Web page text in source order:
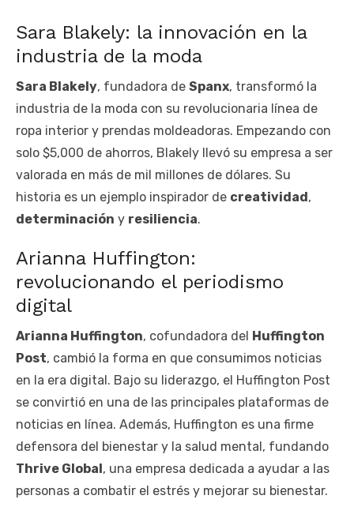
Sara Blakely: la innovación en la
industria de la moda
Sara Blakely, fundadora de Spanx, transformó la
industria de la moda con su revolucionaria línea de
ropa interior y prendas moldeadoras. Empezando con
solo $5,000 de ahorros, Blakely llevó su empresa a ser
valorada en más de mil millones de dólares. Su
historia es un ejemplo inspirador de creatividad ,
determinación y resiliencia.
Arianna Huffington:
revolucionando el periodismo
digital
Arianna Huffington, cofundadora del Huffington
Post, cambió la forma en que consumimos noticias
en la era digital. Bajo su liderazgo, el Huffington Post
se convirtió en una de las principales plataformas de
noticias en línea. Además, Huffington es una firme
defensora del bienestar y la salud mental, fundando
Thrive Global , una empresa dedicada a ayudar a las
personas a combatir el estrés y mejorar su bienestar.